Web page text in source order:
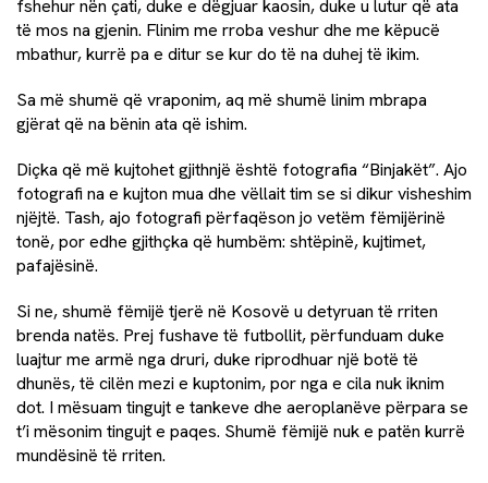
fshehur nën çati, duke e dëgjuar kaosin, duke u lutur që ata
të mos na gjenin. Flinim me rroba veshur dhe me këpucë
mbathur, kurrë pa e ditur se kur do të na duhej të ikim.
Sa më shumë që vraponim, aq më shumë linim mbrapa
gjërat që na bënin ata që ishim.
Diçka që më kujtohet gjithnjë është fotografia “Binjakët”. Ajo
fotografi na e kujton mua dhe vëllait tim se si dikur visheshim
njëjtë. Tash, ajo fotografi përfaqëson jo vetëm fëmijërinë
tonë, por edhe gjithçka që humbëm: shtëpinë, kujtimet,
pafajësinë.
Si ne, shumë fëmijë tjerë në Kosovë u detyruan të rriten
brenda natës. Prej fushave të futbollit, përfunduam duke
luajtur me armë nga druri, duke riprodhuar një botë të
dhunës, të cilën mezi e kuptonim, por nga e cila nuk iknim
dot. I mësuam tingujt e tankeve dhe aeroplanëve përpara se
t’i mësonim tingujt e paqes. Shumë fëmijë nuk e patën kurrë
mundësinë të rriten.